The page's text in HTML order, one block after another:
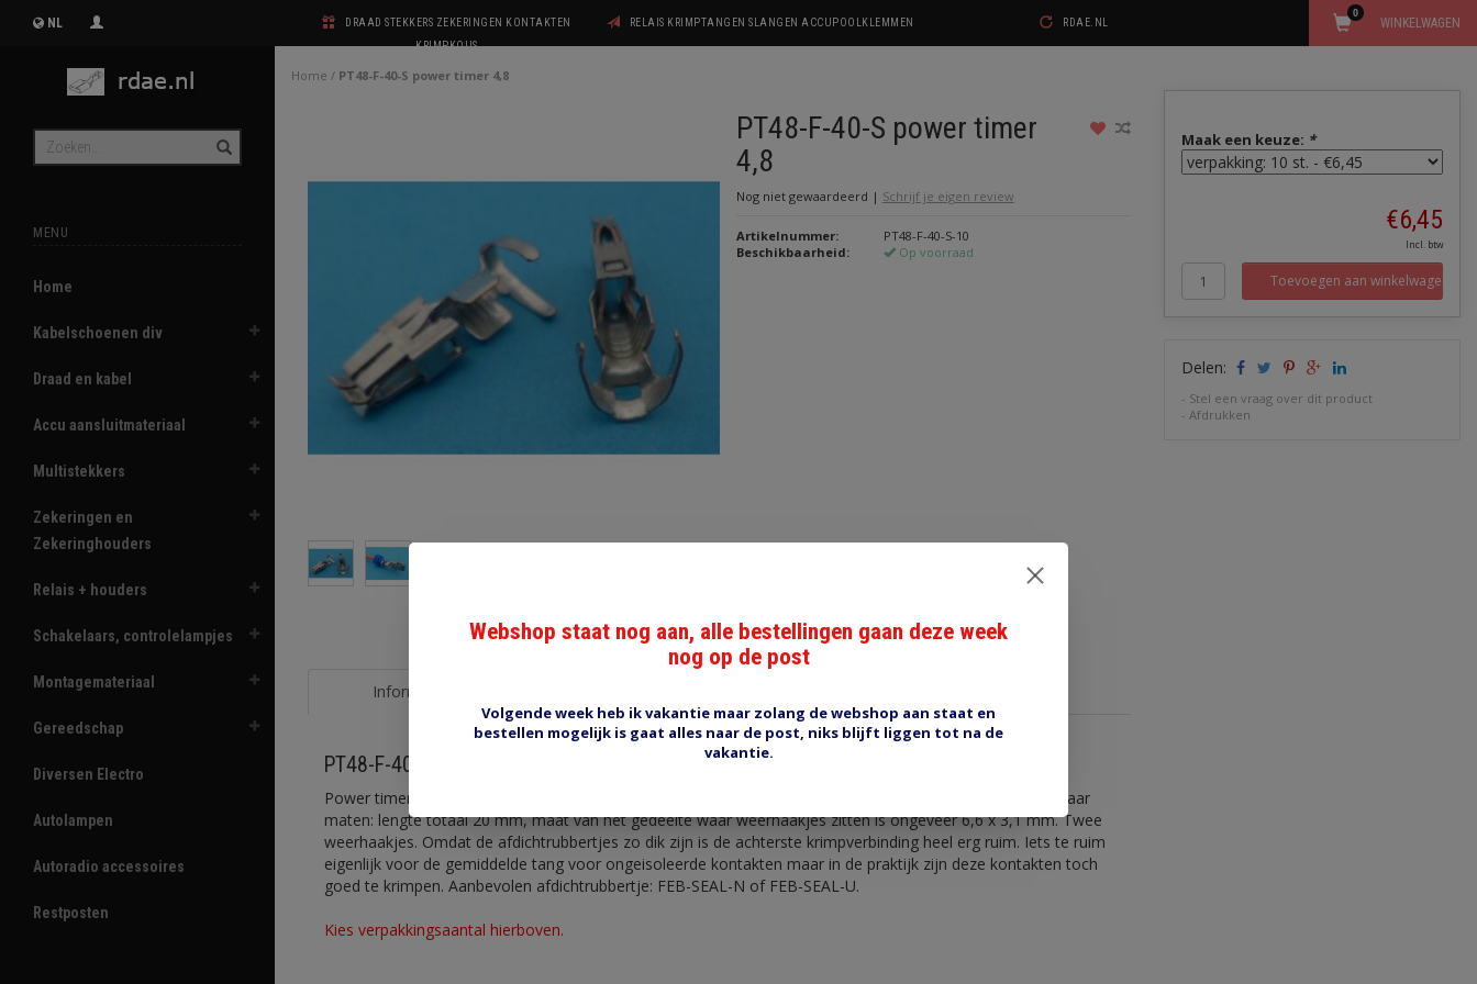
NL
DRAAD STEKKERS ZEKERINGEN KONTAKTEN
KRIMPKOUS
RELAIS KRIMPTANGEN SLANGEN ACCUPOOLKLEMMEN RDAE.NL WINKELWAGEN
0
MENU
Home
Kabelschoenen div
Draad en kabel
Accu aansluitmateriaal
Multistekkers
Zekeringen en
Zekeringhouders
Relais + houders
Schakelaars, controlelampjes
Montagemateriaal
Gereedschap
Diversen Electro
Autolampen
Autoradio accessoires
Restposten
Home / PT48-F-40-S power timer 4,8
PT48-F-40-S power timer
4,8
Nog niet gewaardeerd | Schrijf je eigen review
Artikelnummer:
PT48-F-40-S-10
Beschikbaarheid:
Op voorraad
Informatie
PT48-F-40-S power timer 4,8
Power timer kontakt female 4,8 mm voor draad 2,5- 4,0 mm2. Voor krimpen met afdichtrubbertje. Een paar
maten: lengte totaal 20 mm, maat van het gedeelte waar weerhaakjes zitten is ongeveer 6,6 x 3,1 mm. Twee
weerhaakjes. Omdat de afdichtrubbertjes zo dik zijn is de achterste krimpverbinding heel erg ruim. Iets te ruim
eigenlijk voor de gemiddelde tang voor ongeisoleerde kontakten maar in de praktijk zijn deze kontakten toch
goed te krimpen. Aanbevolen afdichtrubbertje: FEB-SEAL-N of FEB-SEAL-U.
Kies verpakkingsaantal hierboven.
Maak een keuze: *
€6,45
Incl. btw
Toevoegen aan winkelwagen
Delen:
- Stel een vraag over dit product
-Afdrukken
Webshop staat nog aan, alle bestellingen gaan deze week
nog op de post
Volgende week heb ik vakantie maar zolang de webshop aan staat en
bestellen mogelijk is gaat alles naar de post, niks blijft liggen tot na de
vakantie.